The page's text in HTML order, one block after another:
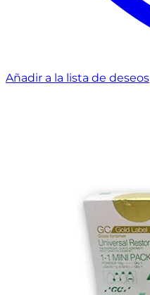
Añadir a la lista de deseos